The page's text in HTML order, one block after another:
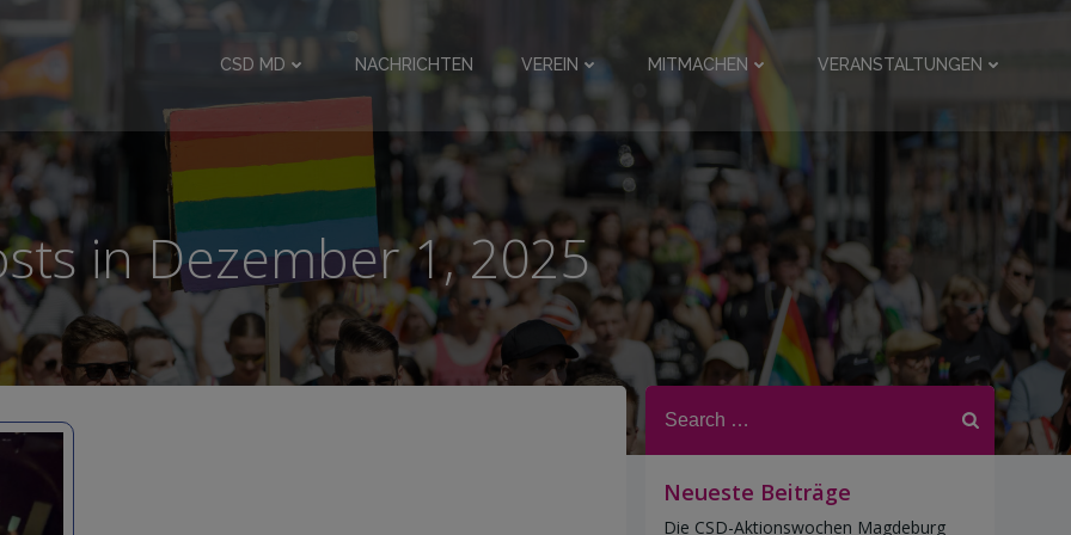
CSD MD NACHRICHTEN VEREIN MITMACHEN VERANSTALTUNGEN
in Dezember 1, 2025
for:
Neueste Beiträge
Die CSD-Aktionswochen Magdeburg